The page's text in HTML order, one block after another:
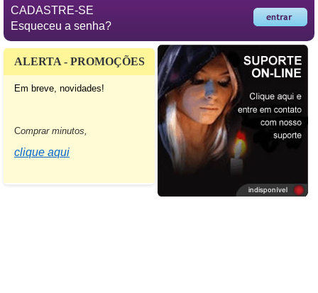
CADASTRE-SE
Esqueceu a senha?
ALERTA - PROMOÇÕES
Em breve, novidades!
Comprar minutos,
clique aqui